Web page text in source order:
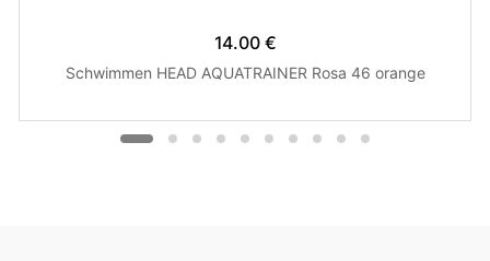
14.00 €
Schwimmen HEAD AQUATRAINER Rosa 46 orange